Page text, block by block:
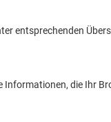
entsprechenden
die Ihr